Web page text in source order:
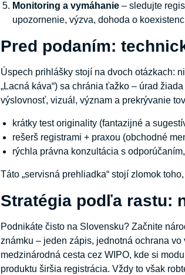
Monitoring a vymáhanie – sledujte
upozornenie, výzva, dohoda o
Pred podaním:
Úspech prihlášky stojí na dvoch otázkach:
„Lacná káva“) sa chránia ťažko – úrad
výslovnosť, vizuál, význam a prekrývanie
krátky test originality (fantazijné a
rešerš registrami + praxou (obchodné
rýchla právna konzultácia s
Táto „servisná prehliadka“ stojí zlomok
Stratégia podľa rastu:
Podnikáte čisto na Slovensku? Začnite
známku – jeden zápis, jednotná ochrana
medzinárodná cesta cez WIPO, kde si
produktu širšia registrácia. Vždy to však